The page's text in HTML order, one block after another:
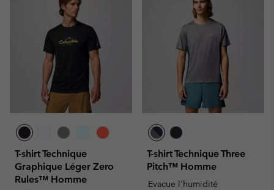
T-shirt Technique
Graphique Léger Zero
Rules™ Homme
T-shirt Technique Three
Pitch™ Homme
Evacue l'humidité